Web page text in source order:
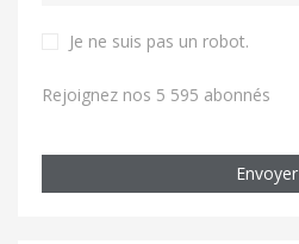
Je ne suis pas un robot.
Rejoignez nos 5 595 abonnés
Envoyer